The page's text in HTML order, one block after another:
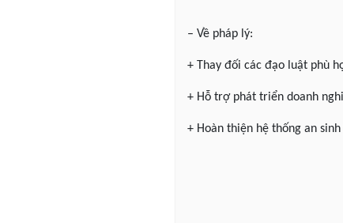
– Về pháp lý:
+ Thay đối các đạo luật phù
+ Hỗ trợ phát triển doanh
+ Hoàn thiện hệ thống an sinh